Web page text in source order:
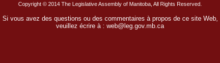
Copyright © 2014 The Legislative Assembly of Manitoba, All Rights Reserved.
Si vous avez des questions ou des commentaires à propos de ce site Web,
veuillez écrire à : web@leg.gov.mb.ca